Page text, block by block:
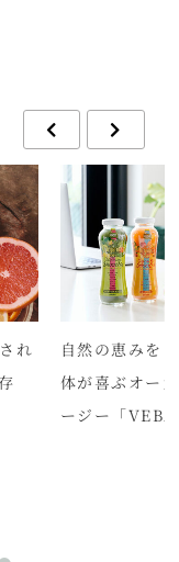
れ
自然の恵みを
体が喜ぶオー
ージー「